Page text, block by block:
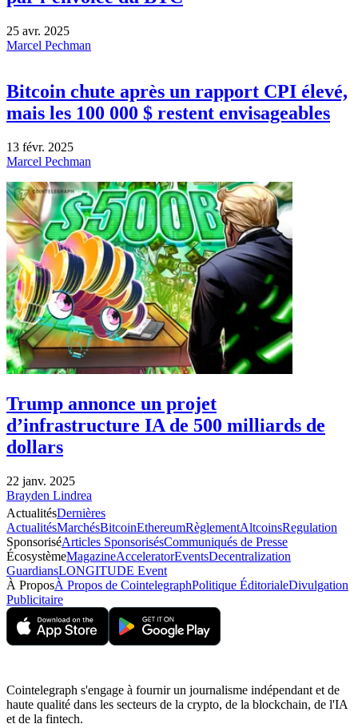
25 avr. 2025
Marcel Pechman
Bitcoin chute après un rapport CPI élevé,
mais les 100 000 $ restent envisageables
13 févr. 2025
Marcel Pechman
Trump annonce un projet
d’infrastructure IA de 500 milliards de
dollars
22 janv. 2025
Brayden Lindrea
ActualitésDernières
ActualitésMarchésBitcoinEthereumRèglementAltcoinsRegulation
SponsoriséArticles SponsorisésCommuniqués de Presse
ÉcosystèmeMagazineAcceleratorEventsDecentralization
GuardiansLONGITUDE Event
À ProposÀ Propos de CointelegraphPolitique ÉditorialeDivulgation
Publicitaire
Cointelegraph s'engage à fournir un journalisme indépendant et de
haute qualité dans les secteurs de la crypto, de la blockchain, de l'IA
et de la fintech.